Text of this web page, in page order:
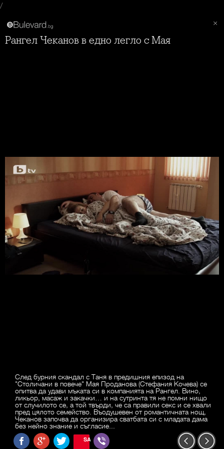
/
Рангел Чеканов в едно легло с Мая
След бурния скандал с Таня в предишния епизод на
"Столичани в повече" Мая Проданова (Стефания Кочева) се
опитва да удави мъката си в компанията на Рангел. Вино,
ликьор, масаж и закачки… и на сутринта тя не помни нищо
от случилото се, а той твърди, че са правили секс и се хвали
пред цялото семейство. Въодушевен от романтичната нощ,
Чеканов започва да организира сватбата си с младата дама
без нейно знание и съгласие...
SAVE